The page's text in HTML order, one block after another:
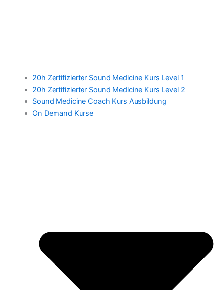
20h Zertifizierter Sound Medicine Kurs Level 1
20h Zertifizierter Sound Medicine Kurs Level 2
Sound Medicine Coach Kurs Ausbildung
On Demand Kurse